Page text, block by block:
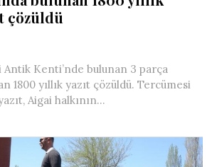
çözüldü
Antik Kenti’nde bulunan 3 parça
1800 yıllık yazıt çözüldü. Tercümesi
Aigai halkının...